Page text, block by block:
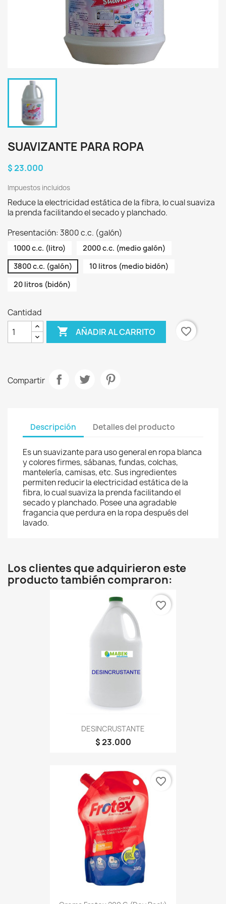
SUAVIZANTE PARA ROPA
$ 23.000
Impuestos incluidos
Reduce la electricidad estática de la fibra, lo cual suaviza
la prenda facilitando el secado y planchado.
Presentación: 3800 c.c. (galón)
1000 c.c. (litro)
2000 c.c. (medio galón)
3800 c.c. (galón)
10 litros (medio bidón)
20 litros (bidón)
Cantidad
 AÑADIR AL CARRITO favorite_border
Compartir
Descripción Detalles del producto
Es un suavizante para uso general en ropa blanca
y colores firmes, sábanas, fundas, colchas,
mantelería, camisas, etc. Sus ingredientes
permiten reducir la electricidad estática de la
fibra, lo cual suaviza la prenda facilitando el
secado y planchado. Posee una agradable
fragancia que perdura en la ropa después del
lavado.
Los clientes que adquirieron este
producto también compraron:
DESINCRUSTANTE
$ 23.000
favorite_border
favorite_border